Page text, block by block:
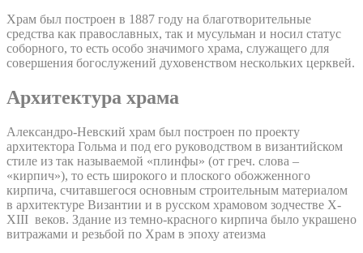
Храм был построен в 1887 году на благотворительные
средства как православных, так и мусульман и носил статус
соборного, то есть особо значимого храма, служащего для
совершения богослужений духовенством нескольких церквей.
Архитектура храма
Александро-Невский храм был построен по проекту
архитектора Гольма и под его руководством в византийском
стиле из так называемой «плинфы» (от греч. слова –
«кирпич»), то есть широкого и плоского обожженного
кирпича, считавшегося основным строительным материалом
в архитектуре Византии и в русском храмовом зодчестве X-
XIII веков. Здание из темно-красного кирпича было украшено
витражами и резьбой по Храм в эпоху атеизма